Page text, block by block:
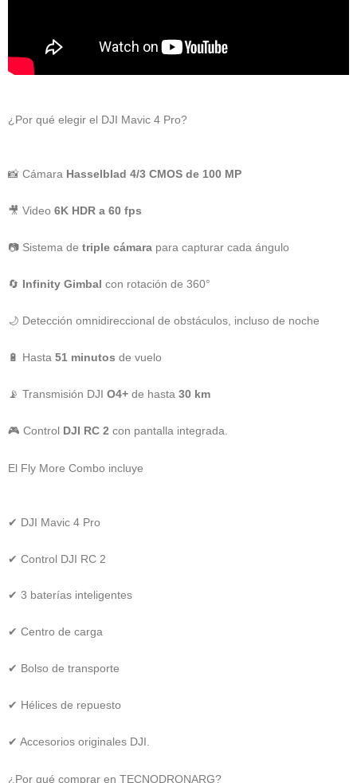
¿Por qué elegir el DJI Mavic 4 Pro?
📸 Cámara Hasselblad 4/3 CMOS de 100 MP
🎥 Video 6K HDR a 60 fps
📷 Sistema de triple cámara para capturar cada ángulo
🔄 Infinity Gimbal con rotación de 360°
🌙 Detección omnidireccional de obstáculos, incluso de noche
🔋 Hasta 51 minutos de vuelo
📡 Transmisión DJI O4+ de hasta 30 km
🎮 Control DJI RC 2 con pantalla integrada.
El Fly More Combo incluye
✔ DJI Mavic 4 Pro
✔ Control DJI RC 2
✔ 3 baterías inteligentes
✔ Centro de carga
✔ Bolso de transporte
✔ Hélices de repuesto
✔ Accesorios originales DJI.
¿Por qué comprar en TECNODRONARG?